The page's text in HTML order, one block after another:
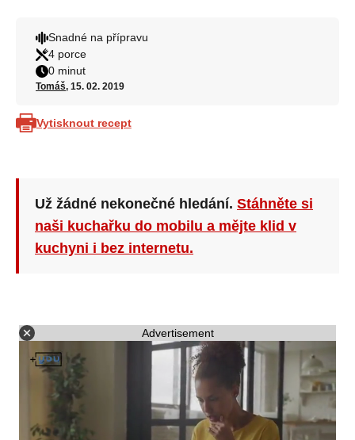
Snadné na přípravu
4 porce
0 minut
Tomáš, 15. 02. 2019
Vytisknout recept
Už žádné nekonečné hledání. Stáhněte si
naši kuchařku do mobilu a mějte klid v
kuchyni i bez internetu.
Advertisement